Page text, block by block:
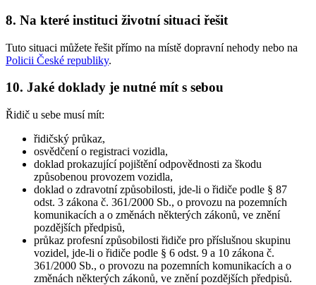
8. Na které instituci životní situaci řešit
Tuto situaci můžete řešit přímo na místě dopravní nehody nebo na
Policii České republiky.
10. Jaké doklady je nutné mít s sebou
Řidič u sebe musí mít:
řidičský průkaz,
osvědčení o registraci vozidla,
doklad prokazující pojištění odpovědnosti za škodu
způsobenou provozem vozidla,
doklad o zdravotní způsobilosti, jde-li o řidiče podle § 87
odst. 3 zákona č. 361/2000 Sb., o provozu na pozemních
komunikacích a o změnách některých zákonů, ve znění
pozdějších předpisů,
průkaz profesní způsobilosti řidiče pro příslušnou skupinu
vozidel, jde-li o řidiče podle § 6 odst. 9 a 10 zákona č.
361/2000 Sb., o provozu na pozemních komunikacích a o
změnách některých zákonů, ve znění pozdějších předpisů.